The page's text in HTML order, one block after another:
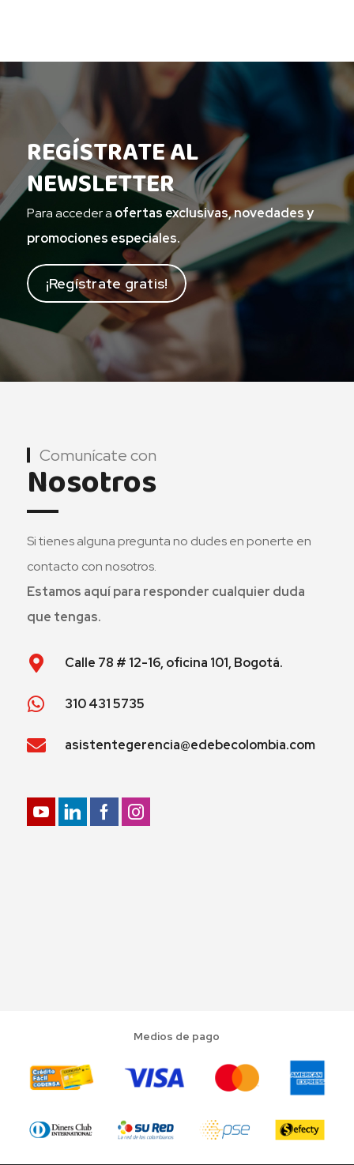
REGÍSTRATE AL
NEWSLETTER
Para acceder a ofertas exclusivas, novedades y
promociones especiales.
¡Regístrate gratis!
Comunícate con
Nosotros
Si tienes alguna pregunta no dudes en ponerte en
contacto con nosotros.
Estamos aquí para responder cualquier duda
que tengas.
Calle 78 # 12-16, oficina 101, Bogotá.
310 431 5735
asistentegerencia@edebecolombia.com
Medios de pago